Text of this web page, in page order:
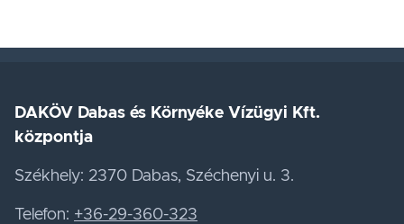
DAKÖV Dabas és Környéke Vízügyi Kft.
központja
Székhely: 2370 Dabas, Széchenyi u. 3.
Telefon: +36-29-360-323